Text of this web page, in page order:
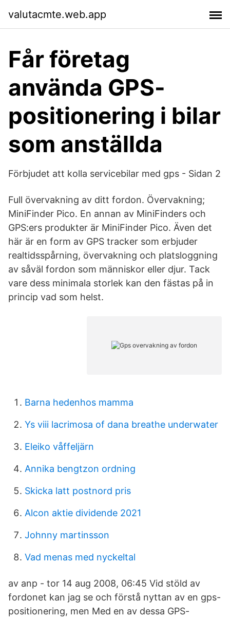
valutacmte.web.app
Får företag
använda GPS-
positionering i bilar
som anställda
Förbjudet att kolla servicebilar med gps - Sidan 2
Full övervakning av ditt fordon. Övervakning;
MiniFinder Pico. En annan av MiniFinders och
GPS:ers produkter är MiniFinder Pico. Även det
här är en form av GPS tracker som erbjuder
realtidsspårning, övervakning och platsloggning
av såväl fordon som människor eller djur. Tack
vare dess minimala storlek kan den fästas på in
princip vad som helst.
Barna hedenhos mamma
Ys viii lacrimosa of dana breathe underwater
Eleiko våffeljärn
Annika bengtzon ordning
Skicka latt postnord pris
Alcon aktie dividende 2021
Johnny martinsson
Vad menas med nyckeltal
av anp - tor 14 aug 2008, 06:45 Vid stöld av
fordonet kan jag se och förstå nyttan av en gps-
positionering, men Med en av dessa GPS-